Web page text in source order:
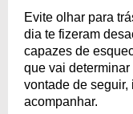
Evite olhar para
dia te fizeram
capazes de
que vai
vontade de
acompanhar.